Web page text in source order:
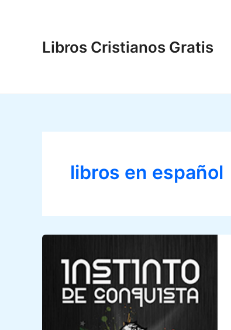
Libros Cristianos Gratis
libros en español